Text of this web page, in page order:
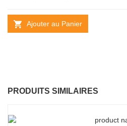
Ajouter au Panier
PRODUITS SIMILAIRES